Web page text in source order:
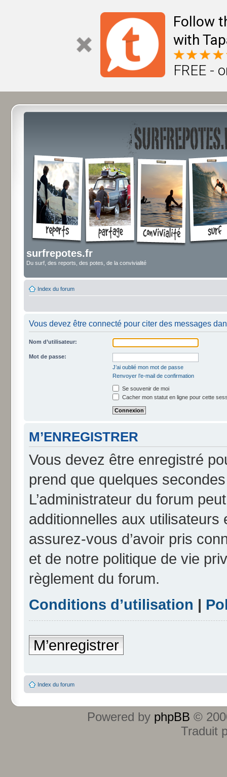
Follow
with
FREE -
surfrepotes.fr
Du surf, des reports, des potes, de la convivialité
Index du forum
Vous devez être connecté pour citer des messages
Nom d’utilisateur:
Mot de passe:
J’ai oublié mon mot de passe
Renvoyer l’e-mail de confirmation
Se souvenir de moi
Cacher mon statut en ligne pour cette
M’ENREGISTRER
Vous devez être enregistré
prend que quelques
L’administrateur du forum
additionnelles aux
assurez-vous d’avoir pris
et de notre politique de vie
règlement du forum.
Conditions d’utilisation |
M’enregistrer
Index du forum
Powered by phpBB ©
Traduit